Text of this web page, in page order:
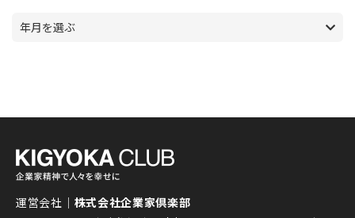
年月を選ぶ
運営会社｜ 株式会社企業家倶楽部